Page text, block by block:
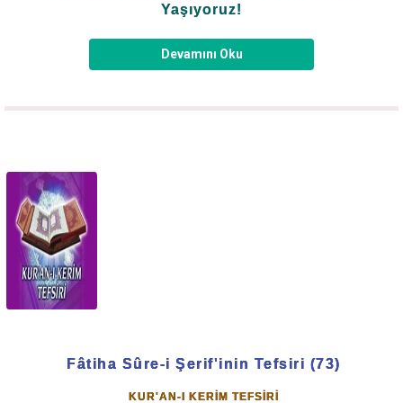
Hazret-i Mehdî'yi gönderecek."
İnsanlarda merhamet duyguları körelmiş, âdeta insanlık
ortadan kalkmış, o durumdayız.
Resulullah -sallallahu aleyhi ve sellem- Efendimiz'in
haber verdiği âhir son zamanı yaşıyoruz. Geçen her gün,
yaşanan bunca hadisat dünü aratır hale geldi. İnsanlar
Hadis-i şerif'te:
Yaşıyoruz!
Devamını Oku
Fâtiha Sûre-i Şerif'inin Tefsiri (73)
KUR'AN-I KERİM TEFSİRİ